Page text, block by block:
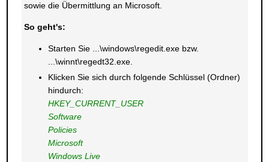
sowie die Übermittlung an Microsoft.
So geht's:
Starten Sie ...\windows\regedit.exe bzw.
...\winnt\regedt32.exe.
Klicken Sie sich durch folgende Schlüssel (Ordner)
hindurch:
HKEY_CURRENT_USER
Software
Policies
Microsoft
Windows Live